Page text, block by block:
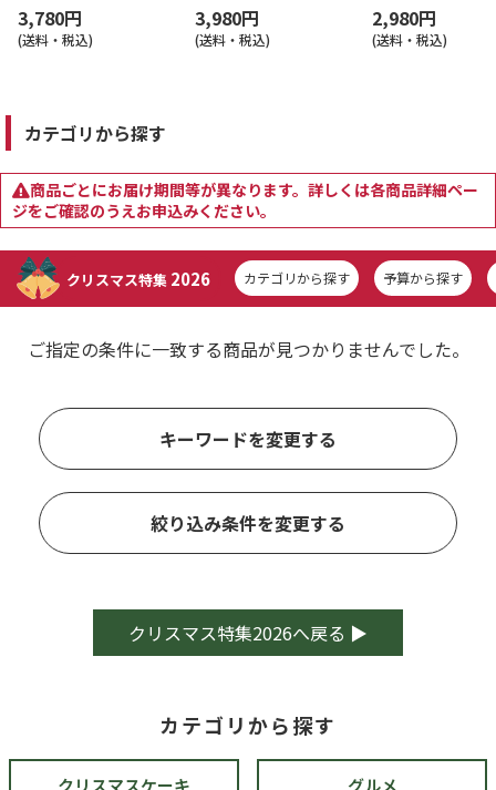
3,780円
(送料・税込)
3,980円
(送料・税込)
2,980円
(送料・税込)
カテゴリから探す
商品ごとにお届け期間等が異なります。詳しくは各商品詳細ペー
ジをご確認のうえお申込みください。
クリスマス特集 2026 カテゴリから探す 予算から探す
ご指定の条件に一致する商品が見つかりませんでした。
キーワードを変更する
絞り込み条件を変更する
クリスマス特集2026へ戻る ▶
カテゴリから探す